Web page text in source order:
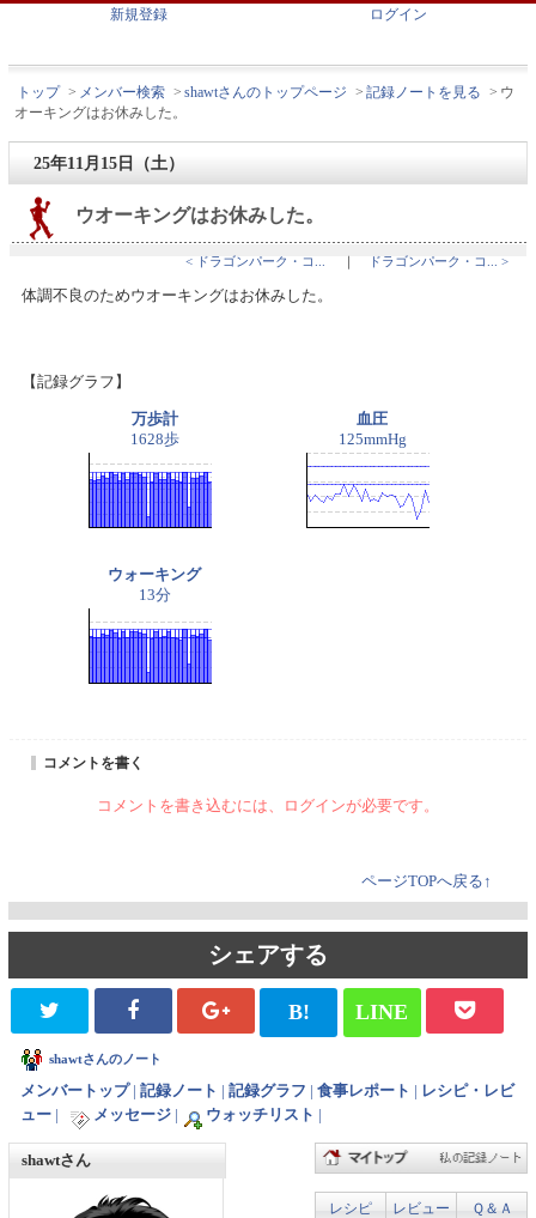
新規登録 ログイン
トップ > メンバー検索 > shawtさんのトップページ > 記録ノートを見る > ウ
オーキングはお休みした。
25年11月15日（土）
ウオーキングはお休みした。
< ドラゴンパーク・コ... ｜ ドラゴンパーク・コ... >
体調不良のためウオーキングはお休みした。
【記録グラフ】
万歩計
1628歩
血圧
125mmHg
ウォーキング
13分
コメントを書く
コメントを書き込むには、ログインが必要です。
ページTOPへ戻る↑
シェアする
B! LINE
shawtさんのノート
メンバートップ| 記録ノート 記録グラフ 食事レポート
レシピ・レビ
ュー
メッセージ ウォッチリスト
shawtさん
レシピ レビュー
Ｑ＆Ａ